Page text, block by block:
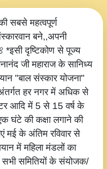
सबसे महत्वपूर्ण
बने,,अपनी
*इसी दृष्टिकोण से पूज्य
जी महाराज के सानिध्य
"बाल संस्कार योजना"
हर नगर में अधिक से
आदि में 5 से 15 वर्ष के
घंटे की कक्षा लगाने की
मई के अंतिम रविवार से
में महिला मंडलों का
समितियों के संयोजक/